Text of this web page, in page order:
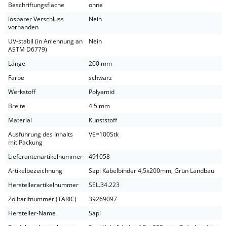
Beschriftungsfläche
ohne
lösbarer Verschluss
vorhanden
Nein
UV-stabil (in Anlehnung an
ASTM D6779)
Nein
Länge
200 mm
Farbe
schwarz
Werkstoff
Polyamid
Breite
4.5 mm
Material
Kunststoff
Ausführung des Inhalts
mit Packung
VE=100Stk
Lieferantenartikelnummer
491058
Artikelbezeichnung
Sapi Kabelbinder 4,5x200mm, Grün Landbau
Herstellerartikelnummer
SEL.34.223
Zolltarifnummer (TARIC)
39269097
Hersteller-Name
Sapi